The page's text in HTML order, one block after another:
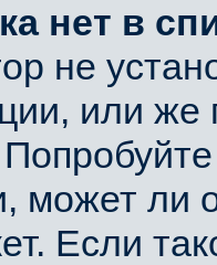
нет в
не
или же
может ли
Если